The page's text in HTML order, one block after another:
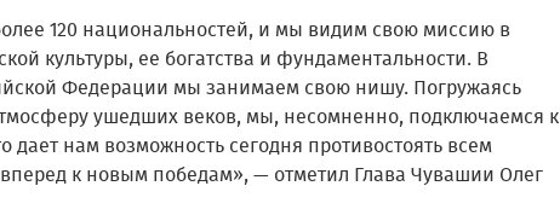
120 национальностей, и мы видим свою миссию в
культуры, ее богатства и фундаментальности. В
Федерации мы занимаем свою нишу. Погружаясь
ушедших веков, мы, несомненно, подключаемся к
дает нам возможность сегодня противостоять всем
к новым победам», — отметил Глава Чувашии Олег